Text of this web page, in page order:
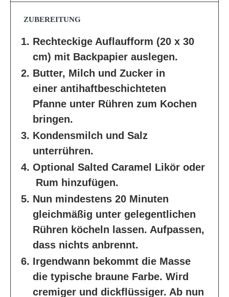
ZUBEREITUNG
Rechteckige Auflaufform (20 x 30
cm) mit Backpapier auslegen.
Butter, Milch und Zucker in
einer antihaftbeschichteten
Pfanne unter Rühren zum Kochen
bringen.
Kondensmilch und Salz
unterrühren.
Optional Salted Caramel Likör oder
Rum hinzufügen.
Nun mindestens 20 Minuten
gleichmäßig unter gelegentlichen
Rühren köcheln lassen. Aufpassen,
dass nichts anbrennt.
Irgendwann bekommt die Masse
die typische braune Farbe. Wird
cremiger und dickflüssiger. Ab nun